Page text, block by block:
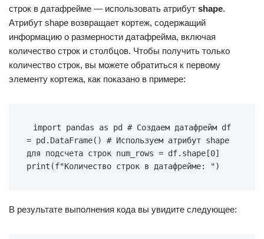
строк в датафрейме — использовать атрибут shape.
Атрибут shape возвращает кортеж, содержащий
информацию о размерности датафрейма, включая
количество строк и столбцов. Чтобы получить только
количество строк, вы можете обратиться к первому
элементу кортежа, как показано в примере:
import pandas as pd # Создаем датафрейм df
= pd.DataFrame() # Используем атрибут shape
для подсчета строк num_rows = df.shape[0]
print(f"Количество строк в датафрейме: ")
В результате выполнения кода вы увидите следующее: